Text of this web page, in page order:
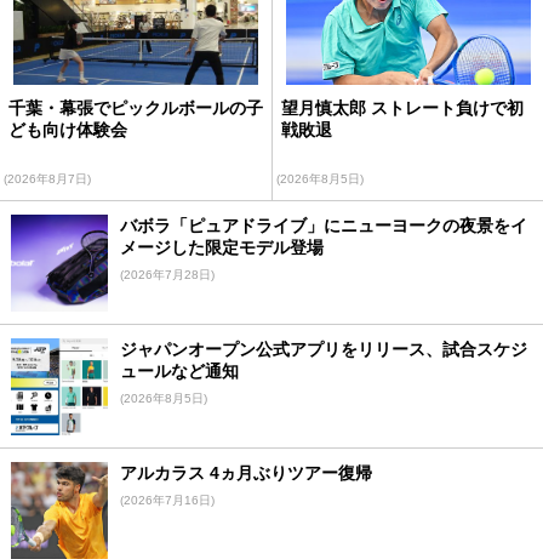
千葉・幕張でピックルボールの子
ども向け体験会
(2026年8月7日)
望月慎太郎 ストレート負けで初
戦敗退
(2026年8月5日)
バボラ「ピュアドライブ」にニューヨークの夜景をイ
メージした限定モデル登場
(2026年7月28日)
ジャパンオープン公式アプリをリリース、試合スケジ
ュールなど通知
(2026年8月5日)
アルカラス 4ヵ月ぶりツアー復帰
(2026年7月16日)